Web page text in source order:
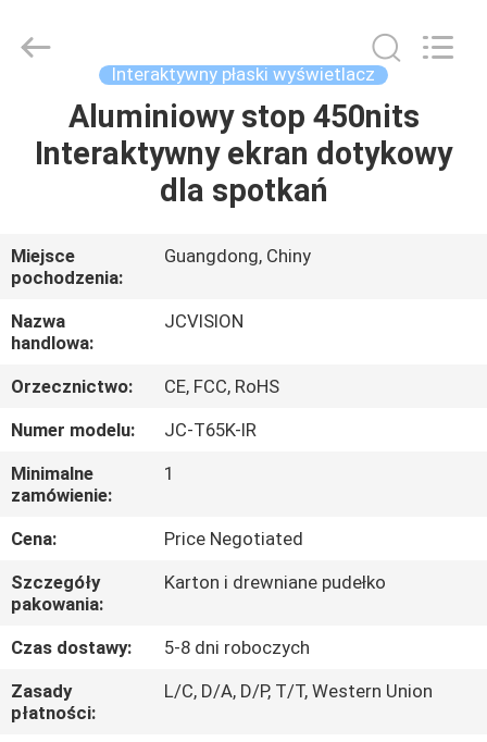
O
NAS
WYCIECZKA
PO
FABRYCE
KONTROLA
JAKOŚCI
SKONTAKTUJ
SIĘ
Z
NAMI
Interactive
Technology
Interaktywny płaski wyświetlacz
Aluminiowy stop 450nits
Interaktywny ekran dotykowy
dla spotkań
Miejsce
pochodzenia:
Guangdong, Chiny
Nazwa
handlowa:
JCVISION
Orzecznictwo:
CE, FCC, RoHS
Numer modelu:
JC-T65K-IR
Minimalne
zamówienie:
1
Cena:
Price Negotiated
Szczegóły
pakowania:
Karton i drewniane pudełko
Czas dostawy:
5-8 dni roboczych
Zasady
płatności:
L/C, D/A, D/P, T/T, Western Union